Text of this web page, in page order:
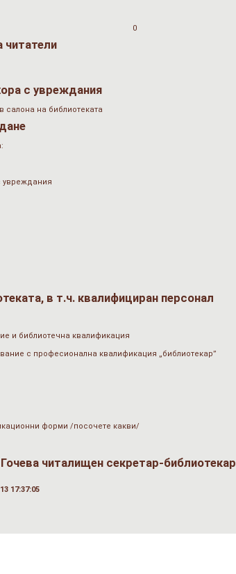
0
читатели
с увреждания
салона на библиотеката
увреждания
в т.ч. квалифициран персонал
и библиотечна квалификация
с професионална квалификация „библиотекар”
форми /посочете какви/
читалищен секретар-библиотекар
17:37:05